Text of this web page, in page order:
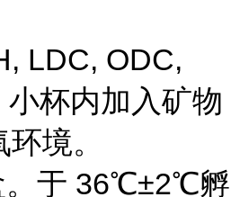
LDC, ODC,
杯内加入矿物
境。
。于 36℃±2℃孵